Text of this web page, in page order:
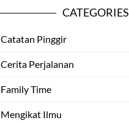
CATEGORIES
Catatan Pinggir
Cerita Perjalanan
Family Time
Mengikat Ilmu